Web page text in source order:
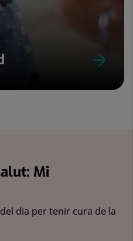
Mi
del dia per tenir cura de la